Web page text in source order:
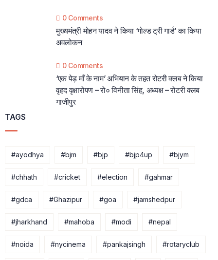
0 Comments
मुख्यमंत्री मोहन यादव ने किया ‘गोल्ड ट्री गार्ड’ का किया
अवलोकन
0 Comments
‘एक पेड़ माँ के नाम’ अभियान के तहत रोटरी क्लब ने किया
वृहद वृक्षारोपण – रो० विनीता सिंह, अध्यक्ष – रोटरी क्लब
गाजीपुर
TAGS
#ayodhya #bjm #bjp #bjp4up #bjym
#chhath #cricket #election #gahmar
#gdca #Ghazipur #goa #jamshedpur
#jharkhand #mahoba #modi #nepal
#noida #nycinema #pankajsingh #rotaryclub